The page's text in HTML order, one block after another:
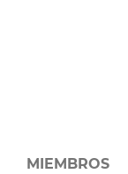
MIEMBROS